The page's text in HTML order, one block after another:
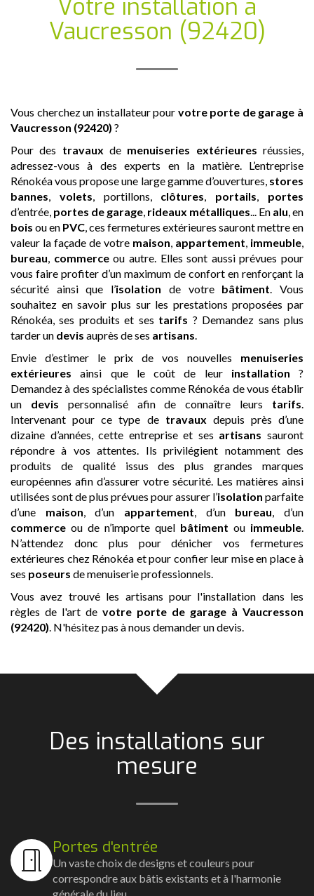
Votre installation à
Vaucresson (92420)
Vous cherchez un installateur pour votre porte de garage à
Vaucresson (92420) ?
Pour des travaux de menuiseries extérieures réussies,
adressez-vous à des experts en la matière. L’entreprise
Rénokéa vous propose une large gamme d’ouvertures, stores
bannes, volets, portillons, clôtures, portails, portes
d’entrée, portes de garage, rideaux métalliques... En alu, en
bois ou en PVC, ces fermetures extérieures sauront mettre en
valeur la façade de votre maison, appartement, immeuble,
bureau, commerceou autre. Elles sont aussi prévues pour
vous faire profiter d’un maximum de confort en renforçant la
sécurité ainsi que l’isolation de votre bâtiment. Vous
souhaitez en savoir plus sur les prestations proposées par
Rénokéa, ses produits et ses tarifs ? Demandez sans plus
tarder un devis auprès de ses artisans.
Envie d’estimer le prix de vos nouvelles menuiseries
extérieures ainsi que le coût de leur installation ?
Demandez à des spécialistes comme Rénokéa de vous établir
un devis personnalisé afin de connaître leurs tarifs.
Intervenant pour ce type de travaux depuis près d’une
dizaine d’années, cette entreprise et ses artisans sauront
répondre à vos attentes. Ils privilégient notamment des
produits de qualité issus des plus grandes marques
européennes afin d’assurer votre sécurité. Les matières ainsi
utilisées sont de plus prévues pour assurer l’isolation parfaite
d’une maison, d’un appartement, d’un bureau, d’un
commerce ou de n’importe quel bâtiment ou immeuble.
N’attendez donc plus pour dénicher vos fermetures
extérieures chez Rénokéa et pour confier leur mise en place à
ses poseurs de menuiserie professionnels.
Vous avez trouvé les artisans pour l'installation dans les
règles de l'art de votre porte de garage à Vaucresson
(92420). N'hésitez pas à nous demander un devis.
Des installations sur
mesure
Portes d'entrée
Un vaste choix de designs et couleurs pour
correspondre aux bâtis existants et à l'harmonie